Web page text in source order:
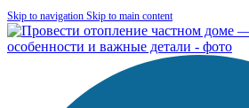
Skip to navigation Skip to main content